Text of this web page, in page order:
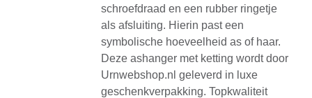
schroefdraad en een rubber ringetje
als afsluiting. Hierin past een
symbolische hoeveelheid as of haar.
Deze ashanger met ketting wordt door
Urnwebshop.nl geleverd in luxe
geschenkverpakking. Topkwaliteit